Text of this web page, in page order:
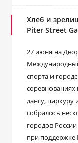
Хлеб и
Piter Street
27 июня на
спорта и
соревнованиях
дансу,
собралось
городов
при поддержке